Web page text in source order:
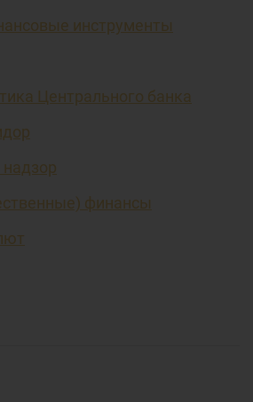
инструменты
Центрального банка
финансы